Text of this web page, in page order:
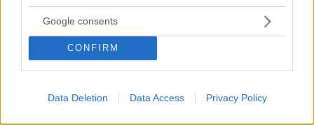
Google consents
CONFIRM
Data Deletion Data Access Privacy Policy
Διασκεδάζουμε υπεύθυνα, επιστρέφουμε με ασφάλεια
29.07.2026, 09:39
ΡΟΗ ΕΙΔΗΣΕΩΝ
Ειδήσεις Δημοφιλή Σχολιασμένα